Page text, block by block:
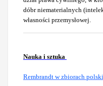
dóbr niematerialnych
własności przemysłowej.
Nauka i sztuka
Rembrandt w zbiorach